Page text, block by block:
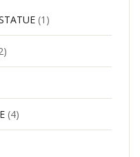
(1)
(4)